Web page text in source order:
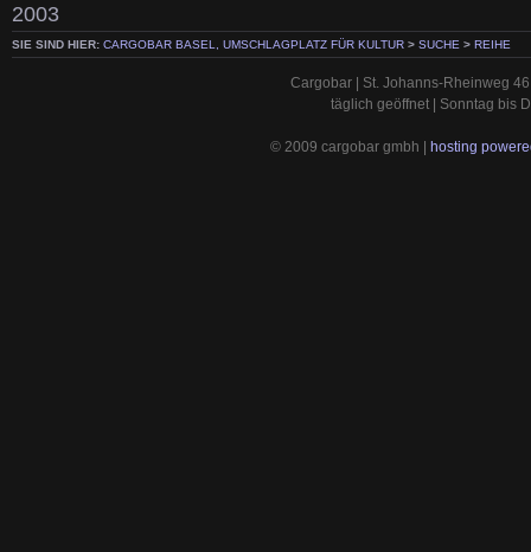
2003
SIE SIND HIER: CARGOBAR BASEL, UMSCHLAGPLATZ FÜR KULTUR > SUCHE > REIHE
Cargobar | St. Johanns-Rheinweg
täglich geöffnet | Sonntag bis
© 2009 cargobar gmbh | hosting